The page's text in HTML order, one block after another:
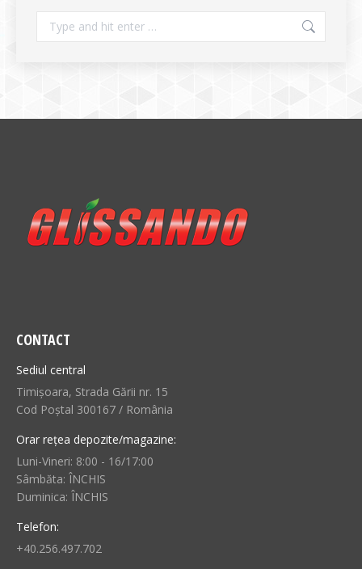
Search:
CONTACT
Sediul central
Timișoara, Strada Gării nr. 15
Cod Poștal 300167 / România
Orar rețea depozite/magazine:
Luni-Vineri: 8:00 - 16/17:00
Sâmbăta: ÎNCHIS
Duminica: ÎNCHIS
Telefon:
+40.256.497.702